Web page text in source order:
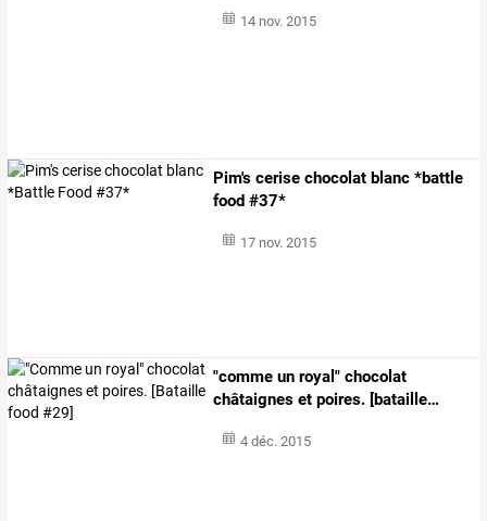
14 nov. 2015
Pim's cerise chocolat blanc *battle
food #37*
17 nov. 2015
"comme un royal" chocolat
châtaignes et poires. [bataille…
4 déc. 2015